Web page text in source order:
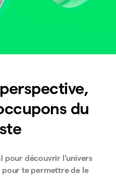
du
pour découvrir l'univers
te permettre de le